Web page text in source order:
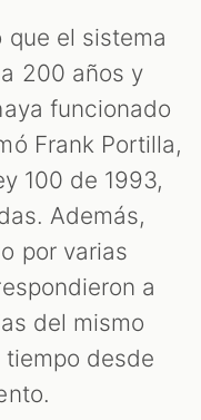
que el sistema
200 años y
funcionado
Frank Portilla,
100 de 1993,
Además,
por varias
a
del mismo
desde